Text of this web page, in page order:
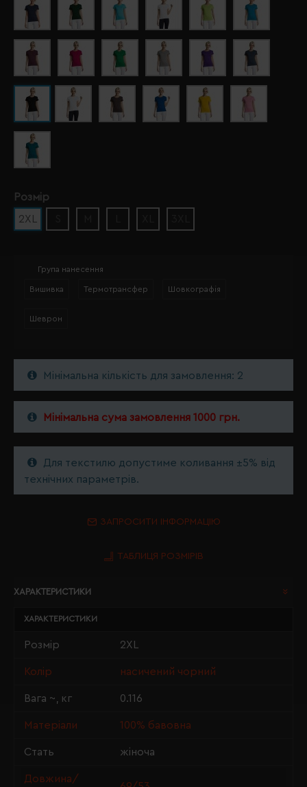
Розмір
2XL
Група нанесення
Вишивка Термотрансфер Шовкографія
Шеврон
Мінімальна кількість для замовлення: 2
Мінімальна сума замовлення 1000 грн.
Для текстилю допустиме коливання ±5% від
технічних параметрів.
ЗАПРОСИТИ ІНФОРМАЦІЮ
ТАБЛИЦЯ РОЗМІРІВ
ХАРАКТЕРИСТИКИ
ХАРАКТЕРИСТИКИ
Розмір 2XL
Колір насичений чорний
Вага ~, кг 0.116
Матеріали 100% бавовна
Стать жіноча
Довжина/